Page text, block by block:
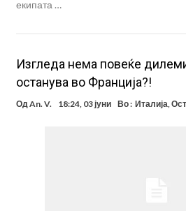
екипата …
Изгледа нема повеќе
останува во Франција?!
Од An. V. 18:24, 03 јуни Во : Италија